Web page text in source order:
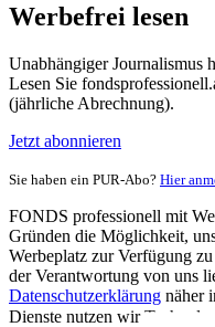
Werbefrei lesen
Unabhängiger Journalismus
Lesen Sie
(jährliche Abrechnung).
Jetzt abonnieren
Sie haben ein PUR-Abo? Hier
FONDS professionell mit
Gründen die Möglichkeit,
Werbeplatz zur Verfügung
der Verantwortung von uns
Datenschutzerklärung näher
Dienste nutzen wir